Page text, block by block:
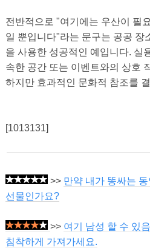
전반적으로 "여기에는 우산이 필
일 뿐입니다"라는 문구는 공공 장
을 사용한 성공적인 예입니다. 실
속한 공간 또는 이벤트와의 상호
하지만 효과적인 문화적 참조를
[1013131]
>> 만약 내가 똥싸는
선물인가요?
>> 여기 남성 할 수 있
침착하게 가져가세요.